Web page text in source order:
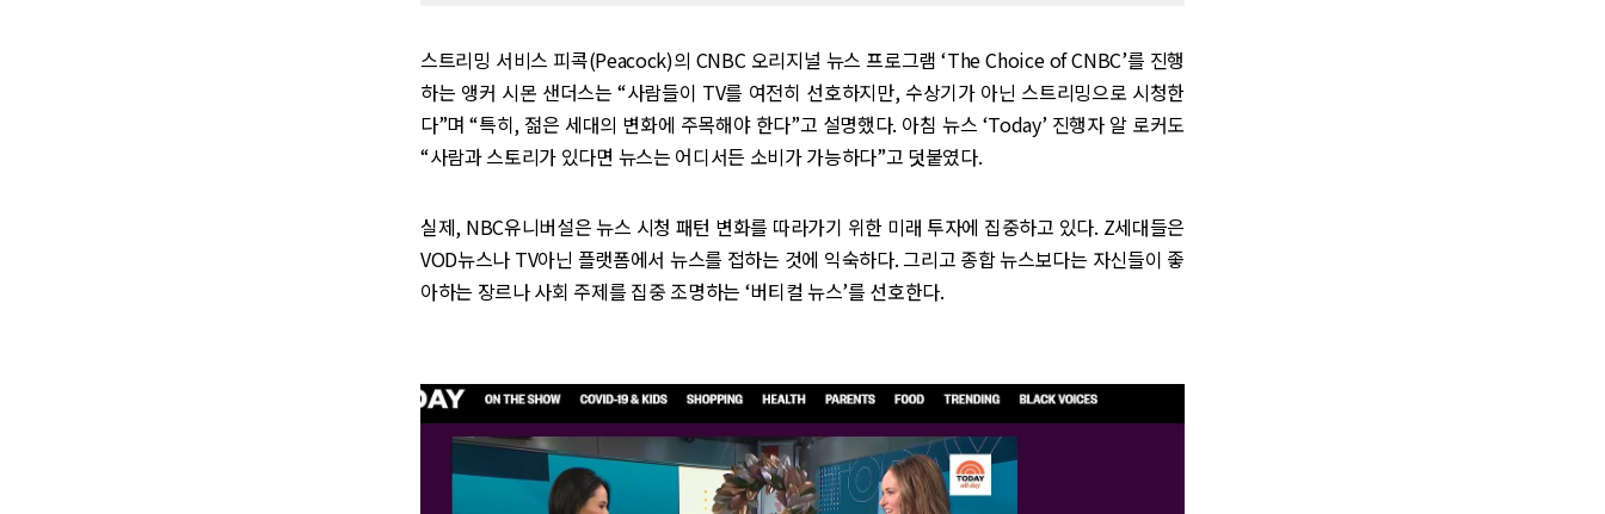
스트리밍 서비스 피콕(Peacock)의 CNBC 오리지널 뉴스 프로그램 ‘The Choice of CNBC’를 진행
하는 앵커 시몬 샌더스는 “사람들이 TV를 여전히 선호하지만, 수상기가 아닌 스트리밍으로 시청한
다”며 “특히, 젊은 세대의 변화에 주목해야 한다”고 설명했다. 아침 뉴스 ‘Today’ 진행자 알 로커도
“사람과 스토리가 있다면 뉴스는 어디서든 소비가 가능하다”고 덧붙였다.
실제, NBC유니버설은 뉴스 시청 패턴 변화를 따라가기 위한 미래 투자에 집중하고 있다. Z세대들은
VOD뉴스나 TV아닌 플랫폼에서 뉴스를 접하는 것에 익숙하다. 그리고 종합 뉴스보다는 자신들이 좋
아하는 장르나 사회 주제를 집중 조명하는 ‘버티컬 뉴스’를 선호한다.